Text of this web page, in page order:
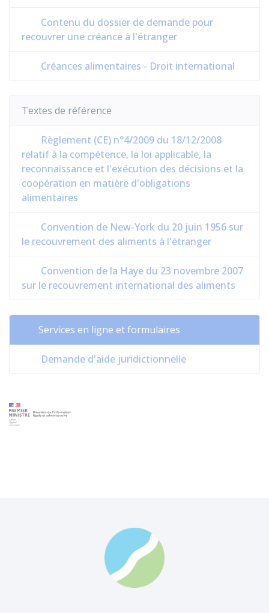
Contenu du dossier de demande pour
recouvrer une créance à l'étranger
Créances alimentaires - Droit international
Textes de référence
Règlement (CE) n°4/2009 du 18/12/2008
relatif à la compétence, la loi applicable, la
reconnaissance et l'exécution des décisions et la
coopération en matière d'obligations
alimentaires
Convention de New-York du 20 juin 1956 sur
le recouvrement des aliments à l'étranger
Convention de la Haye du 23 novembre 2007
sur le recouvrement international des aliments
Services en ligne et formulaires
Demande d'aide juridictionnelle